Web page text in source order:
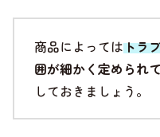
商品によってはトラ
囲が細かく定められ
しておきましょう。